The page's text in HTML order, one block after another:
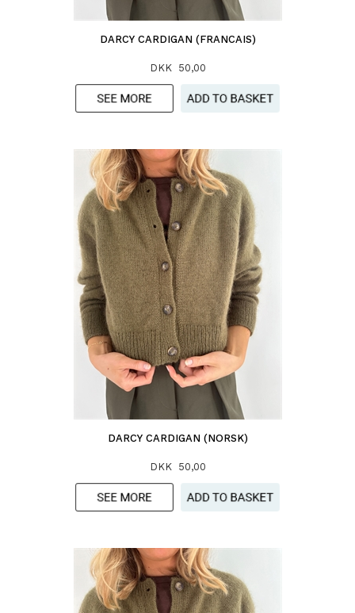
DARCY CARDIGAN (FRANCAIS)
DKK 50,00
DARCY CARDIGAN (NORSK)
DKK 50,00